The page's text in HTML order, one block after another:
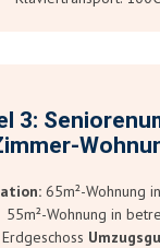
3:
65m²-Wohnung
Wohnung in